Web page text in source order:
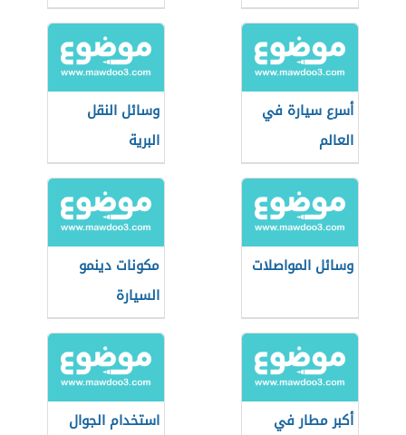
أسرع سيارة في
العالم
وسائل النقل
البرية
وسائل المواصلات
مكونات دينمو
السيارة
أكبر مطار في
استخدام الجوال